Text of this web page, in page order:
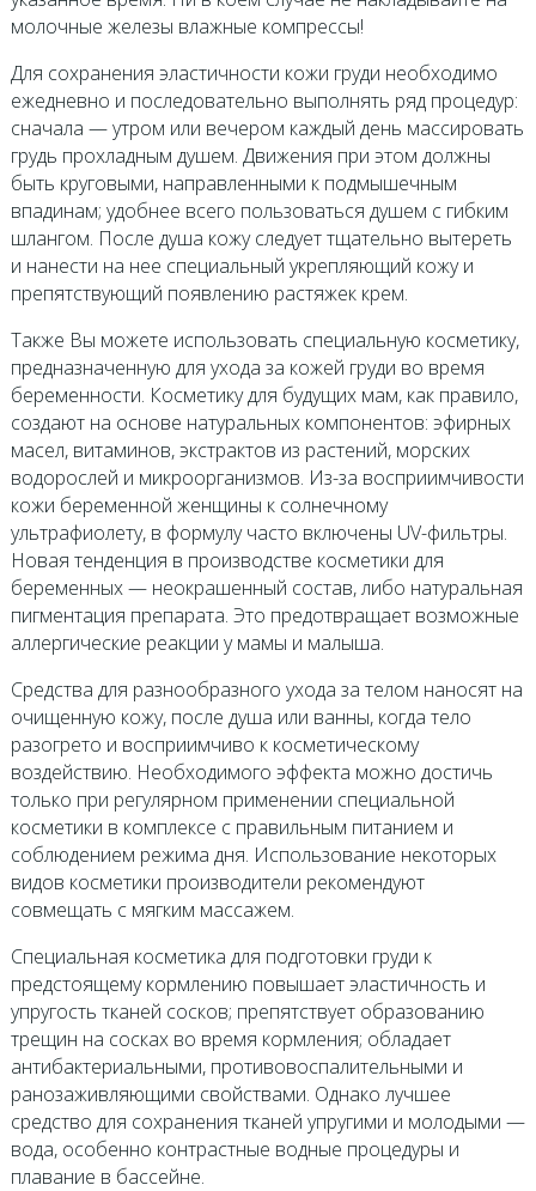
молочные железы влажные компрессы!
Для сохранения эластичности кожи груди необходимо
ежедневно и последовательно выполнять ряд процедур:
сначала — утром или вечером каждый день массировать
грудь прохладным душем. Движения при этом должны
быть круговыми, направленными к подмышечным
впадинам; удобнее всего пользоваться душем с гибким
шлангом. После душа кожу следует тщательно вытереть
и нанести на нее специальный укрепляющий кожу и
препятствующий появлению растяжек крем.
Также Вы можете использовать специальную косметику,
предназначенную для ухода за кожей груди во время
беременности. Косметику для будущих мам, как правило,
создают на основе натуральных компонентов: эфирных
масел, витаминов, экстрактов из растений, морских
водорослей и микроорганизмов. Из-за восприимчивости
кожи беременной женщины к солнечному
ультрафиолету, в формулу часто включены UV-фильтры.
Новая тенденция в производстве косметики для
беременных — неокрашенный состав, либо натуральная
пигментация препарата. Это предотвращает возможные
аллергические реакции у мамы и малыша.
Средства для разнообразного ухода за телом наносят на
очищенную кожу, после душа или ванны, когда тело
разогрето и восприимчиво к косметическому
воздействию. Необходимого эффекта можно достичь
только при регулярном применении специальной
косметики в комплексе с правильным питанием и
соблюдением режима дня. Использование некоторых
видов косметики производители рекомендуют
совмещать с мягким массажем.
Специальная косметика для подготовки груди к
предстоящему кормлению повышает эластичность и
упругость тканей сосков; препятствует образованию
трещин на сосках во время кормления; обладает
антибактериальными, противовоспалительными и
ранозаживляющими свойствами. Однако лучшее
средство для сохранения тканей упругими и молодыми —
вода, особенно контрастные водные процедуры и
плавание в бассейне.